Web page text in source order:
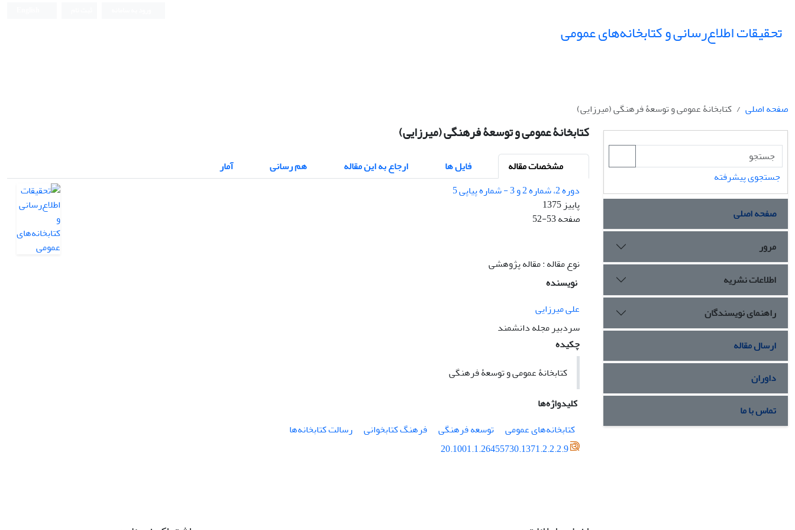
تحقیقات اطلاع‌رسانی و کتابخانه‌های عمومی
صفحه اصلی کتابخانۀ عمومی و توسعۀ فرهنگی (میرزایی)
کتابخانۀ عمومی و توسعۀ فرهنگی (میرزایی)
مشخصات مقاله فایل ها ارجاع به این مقاله هم رسانی
آمار
دوره 2، شماره 2 و 3 - شماره پیاپی 5
پاییز 1375
صفحه52-53
نوع مقاله : مقاله پژوهشی
نویسنده
علی میرزایی
سردبیر مجله دانشمند
چکیده
کتابخانۀ عمومی و توسعۀ فرهنگی
کلیدواژه‌ها
کتابخانه‌های عمومی
توسعه فرهنگی فرهنگ کتابخوانی
رسالت کتابخانه‌ها
20.1001.1.26455730.1371.2.2.2.9
جستجوی پیشرفته
صفحه اصلی
مرور
اطلاعات نشریه
راهنمای نویسندگان
ارسال مقاله
داوران
تماس با ما